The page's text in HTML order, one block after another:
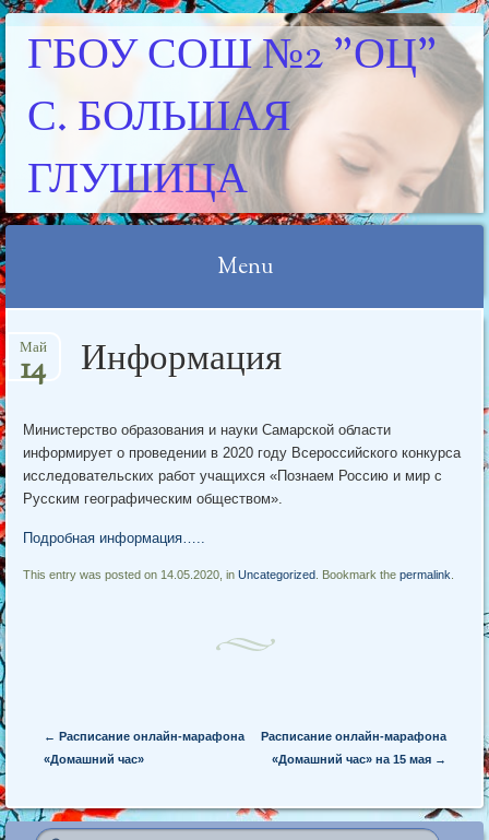
ГБОУ СОШ №2 "ОЦ"
С. БОЛЬШАЯ
ГЛУШИЦА
Menu
to
content
Информация
Май
14
Министерство образования и науки Самарской области
информирует о проведении в 2020 году Всероссийского конкурса
исследовательских работ учащихся «Познаем Россию и мир с
Русским географическим обществом».
Подробная информация…..
This entry was posted on 14.05.2020, inUncategorized . Bookmark thepermalink
Post navigation
← Расписание онлайн-марафона
«Домашний час»
Расписание онлайн-марафона
«Домашний час» на 15 мая →